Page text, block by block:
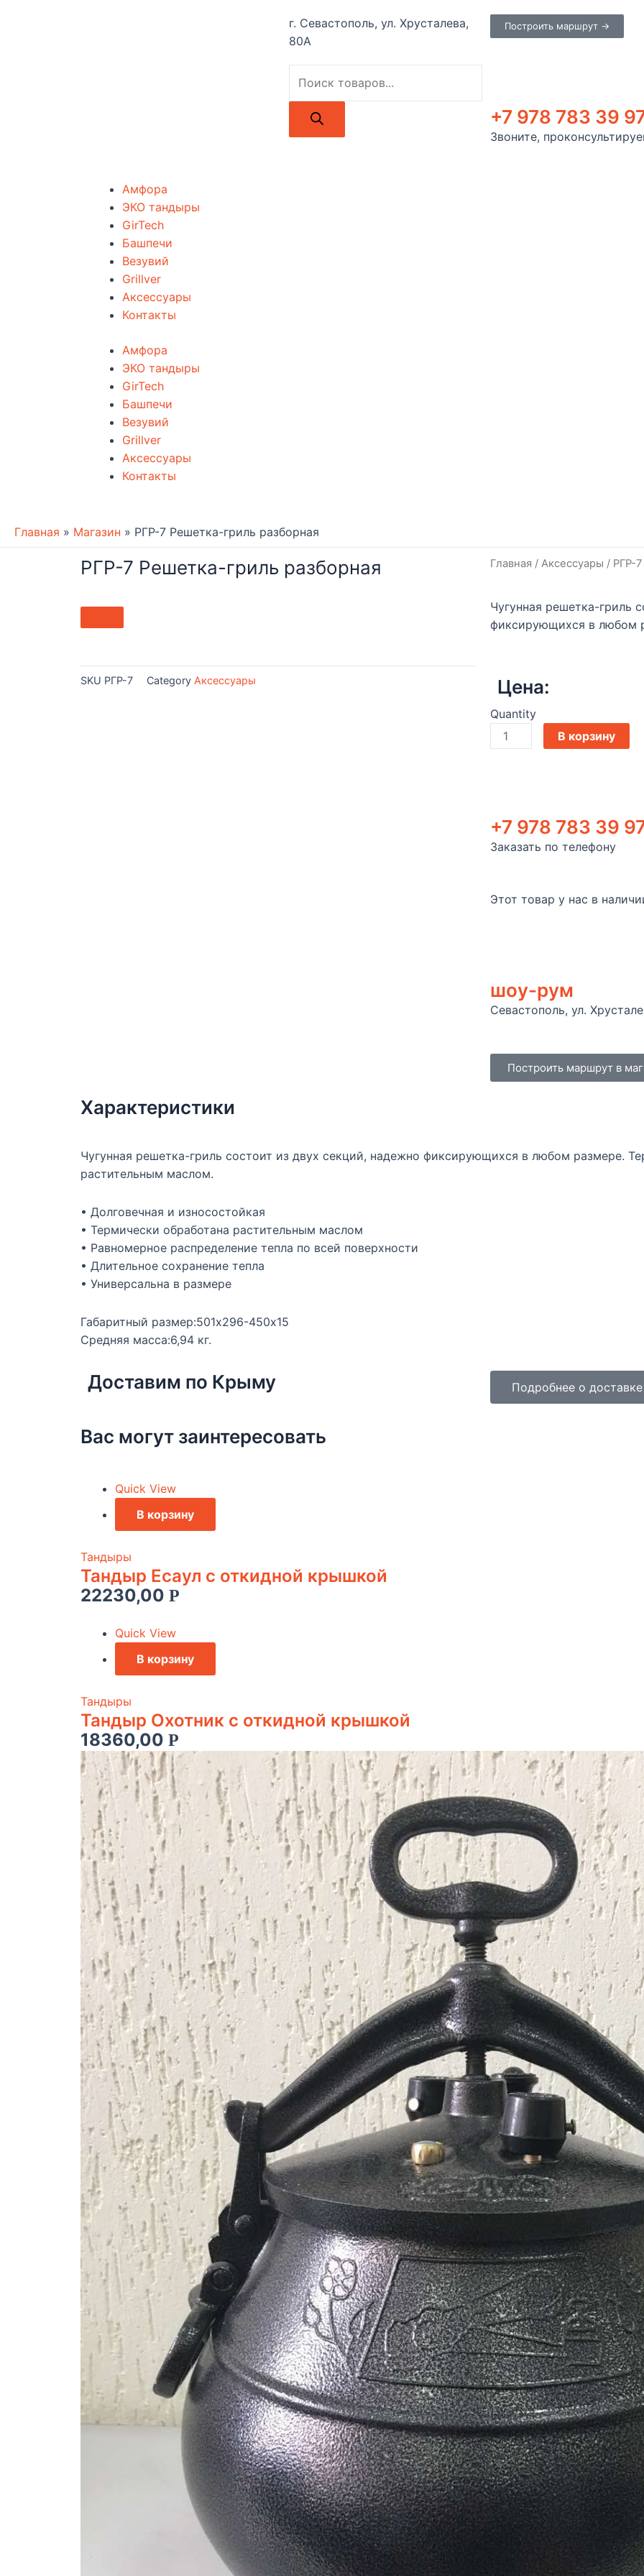
г. Севастополь, ул. Хрусталева,
80А
Построить маршрут →
+7 978 783 39
Звоните,
Амфора
ЭКО тандыры
GirTech
Башпечи
Везувий
Grillver
Аксессуары
Контакты
Амфора
ЭКО тандыры
GirTech
Башпечи
Везувий
Grillver
Аксессуары
Контакты
Главная » Магазин » РГР-7 Решетка-гриль разборная
РГР-7 Решетка-гриль разборная
SKU РГР-7 Category Аксессуары
Главная / Аксессуары / РГР-
Чугунная решетка-гриль
фиксирующихся в любом
Цена:
Quantity
В корзину
+7 978 783 39
Заказать по телефону
Этот товар у нас в
шоу-рум
Севастополь, ул.
Построить маршрут в
Характеристики
Чугунная решетка-гриль состоит из двух секций, надежно фиксирующихся в любом размере.
растительным маслом.
• Долговечная и износостойкая
• Термически обработана растительным маслом
• Равномерное распределение тепла по всей поверхности
• Длительное сохранение тепла
• Универсальна в размере
Габаритный размер:501х296-450х15
Средняя масса:6,94 кг.
Доставим по Крыму Подробнее о
Вас могут заинтересовать
Quick View
В корзину
Тандыры
Тандыр Есаул c откидной крышкой
22230,00 Р
Quick View
В корзину
Тандыры
Тандыр Охотник c откидной крышкой
18360,00 Р